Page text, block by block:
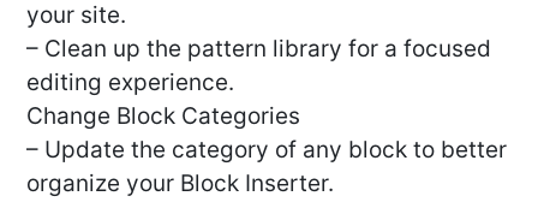
your site.
– Clean up the pattern library for a focused
editing experience.
Change Block Categories
– Update the category of any block to better
organize your Block Inserter.